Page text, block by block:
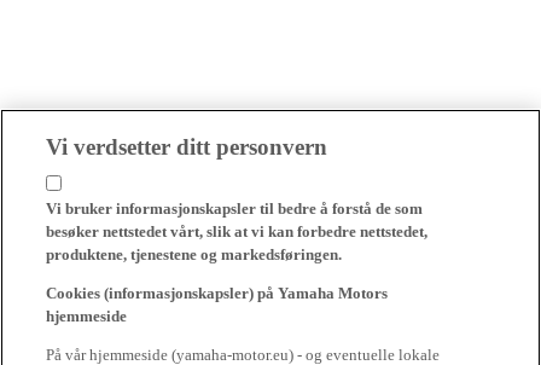
Vi verdsetter ditt personvern
Vi bruker informasjonskapsler til bedre å forstå de som
besøker nettstedet vårt, slik at vi kan forbedre nettstedet,
produktene, tjenestene og markedsføringen.
Cookies (informasjonskapsler) på Yamaha Motors
hjemmeside
På vår hjemmeside (yamaha-motor.eu) - og eventuelle lokale